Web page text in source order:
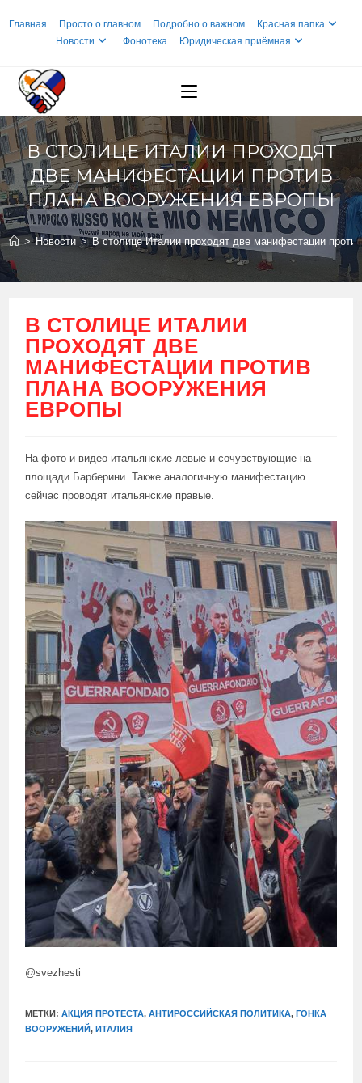
Главная Просто о главном Подробно о важном
Красная папка
Новости
Фонотека Юридическая приёмная
В СТОЛИЦЕ ИТАЛИИ ПРОХОДЯТ
ДВЕ МАНИФЕСТАЦИИ ПРОТИВ
ПЛАНА ВООРУЖЕНИЯ ЕВРОПЫ
> Новости > В столице Италии проходят две манифестации
В СТОЛИЦЕ ИТАЛИИ
ПРОХОДЯТ ДВЕ
МАНИФЕСТАЦИИ ПРОТИВ
ПЛАНА ВООРУЖЕНИЯ
ЕВРОПЫ
На фото и видео итальянские левые и сочувствующие на
площади Барберини. Также аналогичную манифестацию
сейчас проводят итальянские правые.
@svezhesti
МЕТКИ:АКЦИЯ ПРОТЕСТА, АНТИРОССИЙСКАЯ ПОЛИТИКА, ГОНКА
ВООРУЖЕНИЙ, ИТАЛИЯ